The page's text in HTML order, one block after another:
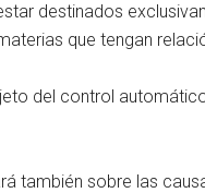
destinados
que tengan
del control
también sobre las